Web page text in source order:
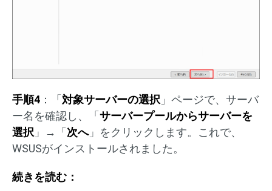
手順4 ：「 対象サーバーの選択」ページで、サーバ
ー名を確認し、「 サーバープールからサーバーを
選択」→「 次へ」をクリックします。これで、
WSUSがインストールされました。
続きを読む：